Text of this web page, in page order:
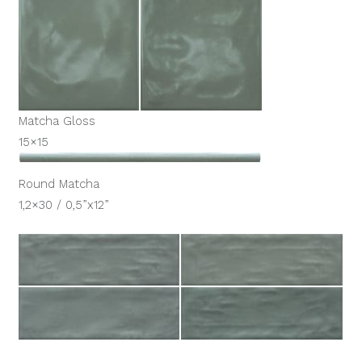
Matcha Gloss
15×15
Round Matcha
1,2×30 / 0,5”x12”